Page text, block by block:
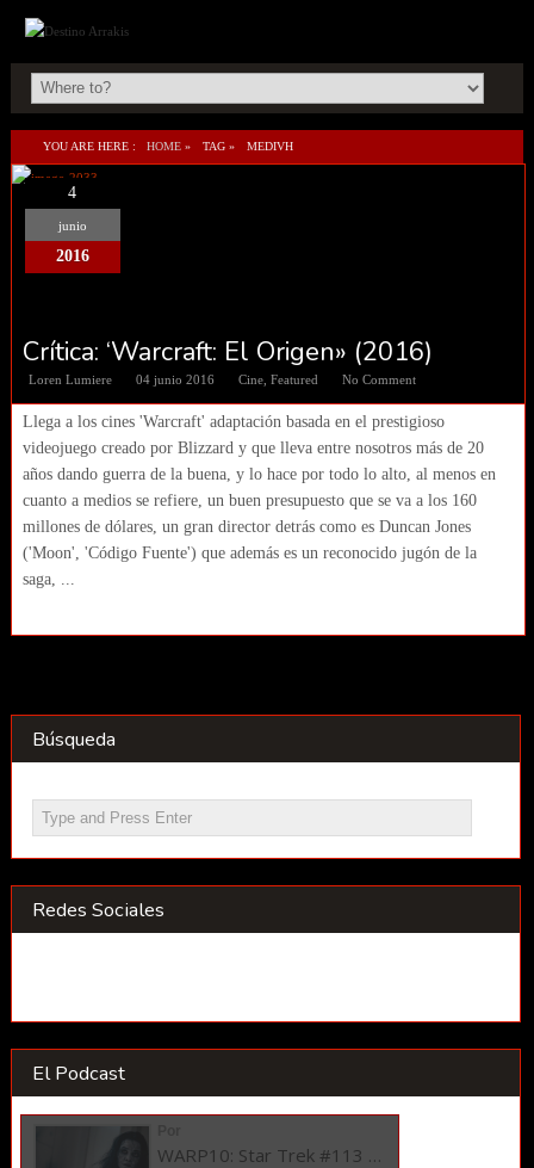
YOU ARE HERE : HOME » TAG » MEDIVH
4
junio
2016
Crítica: ‘Warcraft: El Origen» (2016)
Loren Lumiere 04 junio 2016 Cine, Featured No Comment
Llega a los cines 'Warcraft' adaptación basada en el prestigioso
videojuego creado por Blizzard y que lleva entre nosotros más de 20
años dando guerra de la buena, y lo hace por todo lo alto, al menos en
cuanto a medios se refiere, un buen presupuesto que se va a los 160
millones de dólares, un gran director detrás como es Duncan Jones
('Moon', 'Código Fuente') que además es un reconocido jugón de la
saga, ...
Búsqueda
Redes Sociales
El Podcast